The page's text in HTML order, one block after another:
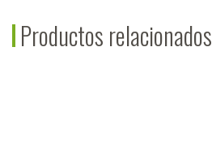
Productos relacionados